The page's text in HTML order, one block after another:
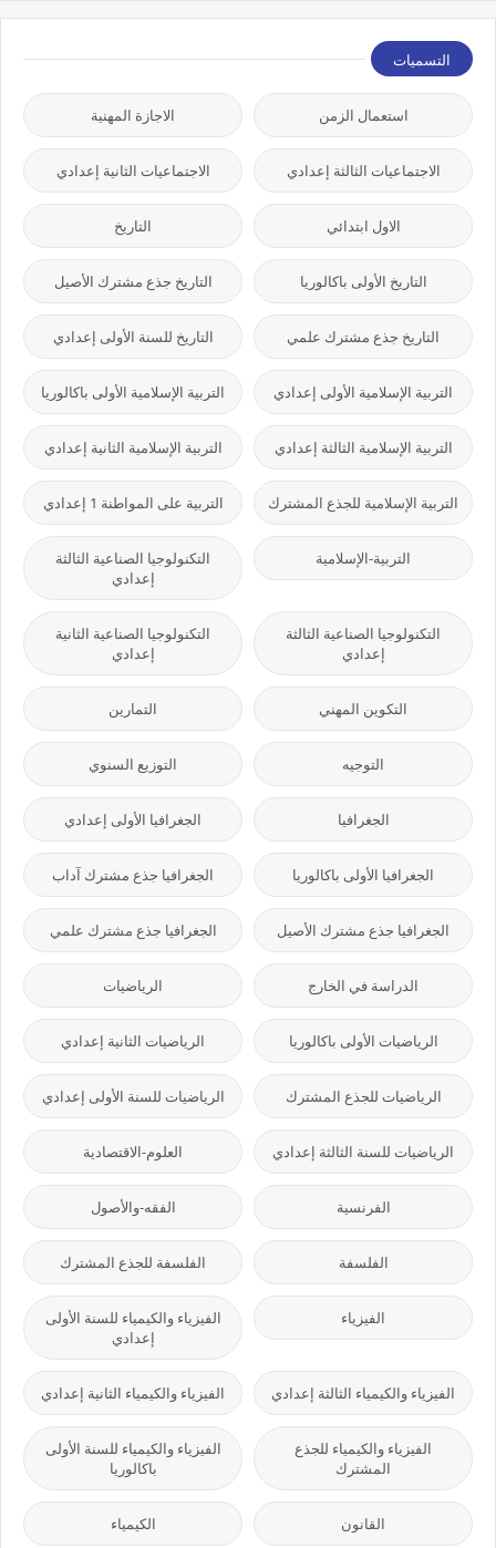
التسميات
استعمال الزمن الاجازة المهنية
الاجتماعيات الثالثة إعدادي الاجتماعيات الثانية إعدادي
الاول ابتدائي التاريخ
التاريخ الأولى باكالوريا التاريخ جذع مشترك الأصيل
التاريخ جذع مشترك علمي التاريخ للسنة الأولى إعدادي
التربية الإسلامية الأولى إعدادي التربية الإسلامية الأولى باكالوريا
التربية الإسلامية الثالثة إعدادي التربية الإسلامية الثانية إعدادي
التربية الإسلامية للجذع المشترك التربية على المواطنة 1 إعدادي
التربية-الإسلامية
التكنولوجيا الصناعية الثالثة
إعدادي
التكنولوجيا الصناعية الثالثة
إعدادي
التكنولوجيا الصناعية الثانية
إعدادي
التكوين المهني التمارين
التوجيه التوزيع السنوي
الجغرافيا الجغرافيا الأولى إعدادي
الجغرافيا الأولى باكالوريا الجغرافيا جذع مشترك آداب
الجغرافيا جذع مشترك الأصيل الجغرافيا جذع مشترك علمي
الدراسة في الخارج الرياضيات
الرياضيات الأولى باكالوريا الرياضيات الثانية إعدادي
الرياضيات للجذع المشترك الرياضيات للسنة الأولى إعدادي
الرياضيات للسنة الثالثة إعدادي العلوم-الاقتصادية
الفرنسية الفقه-والأصول
الفلسفة الفلسفة للجذع المشترك
الفيزياء
الفيزياء والكيمياء للسنة الأولى
إعدادي
الفيزياء والكيمياء الثالثة إعدادي الفيزياء والكيمياء الثانية إعدادي
الفيزياء والكيمياء للجذع
المشترك
الفيزياء والكيمياء للسنة الأولى
باكالوريا
القانون الكيمياء